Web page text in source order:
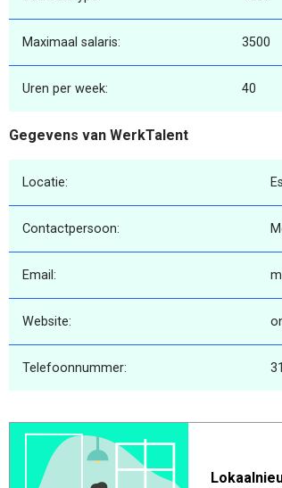
Maximaal salaris: 3500
Uren per week: 40
Gegevens van WerkTalent
Locatie:
Contactpersoon:
Email:
Website:
Telefoonnummer: